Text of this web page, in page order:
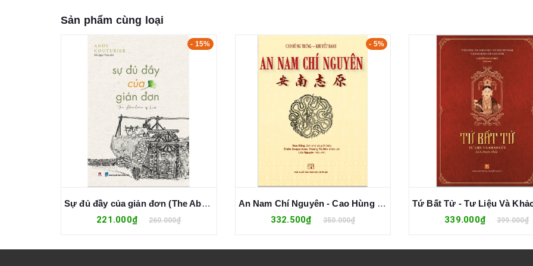
Sản phẩm cùng loại
- 15%
Sự đủ đầy của giản đơn (The Abundance of Less) - Andy Couturier
221.000₫ 260.000₫
- 5%
An Nam Chí Nguyên - Cao Hùng Trưng
332.500₫ 350.000₫ 339.000₫ 399.000₫